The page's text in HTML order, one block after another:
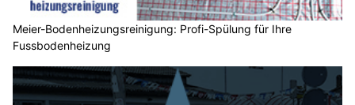
Meier-Bodenheizungsreinigung: Profi-Spülung für Ihre
Fussbodenheizung